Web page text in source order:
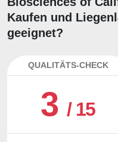
Kaufen und
geeignet?
QUALITÄTS-CHECK
3/ 15